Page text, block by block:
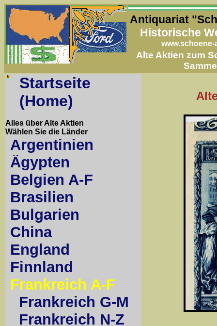
Antiquariat
Historische
www.schoene-
Alte Aktien zum
Startseite
(Home)
Alles über Alte Aktien
Wählen Sie die Länder
Argentinien
Ägypten
Belgien A-F
Brasilien
Bulgarien
China
England
Finnland
Frankreich A-F
Frankreich G-M
Frankreich N-Z